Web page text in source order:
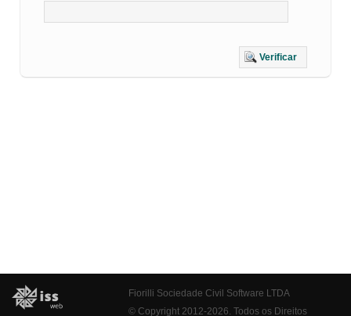
Verificar
Fiorilli Sociedade Civil Software LTDA
© Copyright 2012-2026. Todos os Direitos